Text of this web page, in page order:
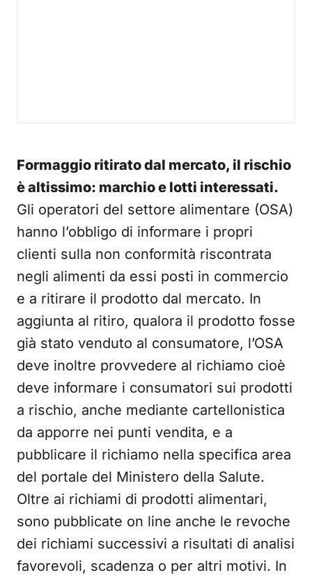
Formaggio ritirato dal mercato, il rischio
è altissimo: marchio e lotti interessati.
Gli operatori del settore alimentare (OSA)
hanno l’obbligo di informare i propri
clienti sulla non conformità riscontrata
negli alimenti da essi posti in commercio
e a ritirare il prodotto dal mercato. In
aggiunta al ritiro, qualora il prodotto fosse
già stato venduto al consumatore, l’OSA
deve inoltre provvedere al richiamo cioè
deve informare i consumatori sui prodotti
a rischio, anche mediante cartellonistica
da apporre nei punti vendita, e a
pubblicare il richiamo nella specifica area
del portale del Ministero della Salute.
Oltre ai richiami di prodotti alimentari,
sono pubblicate on line anche le revoche
dei richiami successivi a risultati di analisi
favorevoli, scadenza o per altri motivi. In